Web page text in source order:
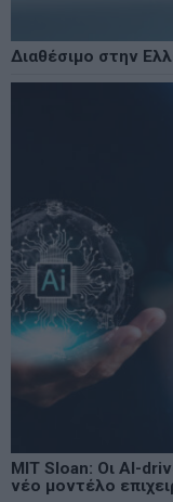
Διαθέσιμο στην
MIT Sloan: Οι AI-
νέο μοντέλο